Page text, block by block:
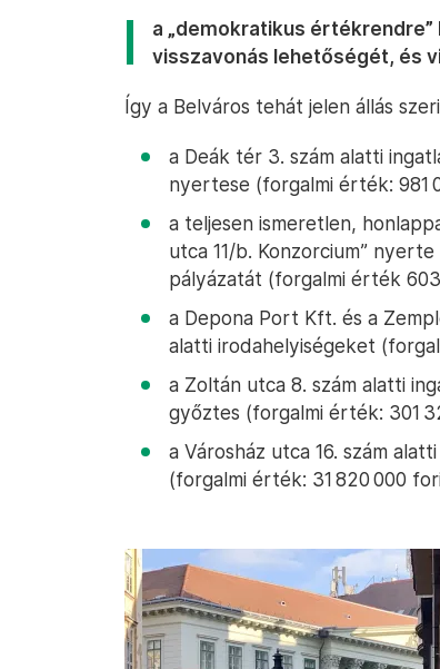
a „demokratikus
visszavonás lehetőségét, és
Így a Belváros tehát jelen állás
a Deák tér 3. szám alatti
nyertese (forgalmi érték: 981
a teljesen ismeretlen,
utca 11/b. Konzorcium”
pályázatát (forgalmi érték
a Depona Port Kft. és a
alatti irodahelyiségeket
a Zoltán utca 8. szám alatti
győztes (forgalmi érték: 301
a Városház utca 16. szám
(forgalmi érték: 31 820 000